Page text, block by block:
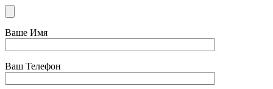
Ваше Имя
Ваш Телефон